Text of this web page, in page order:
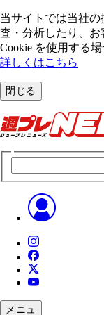
当サイトでは当社
査・分析したり、
Cookie を使⽤する場
詳しくはこちら
閉じる
メニュ